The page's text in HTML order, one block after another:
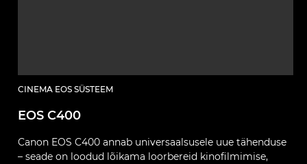
CINEMA EOS SÜSTEEM
EOS C400
Canon EOS C400 annab universaalsusele uue tähenduse
– seade on loodud lõikama loorbereid kinofilmimise,